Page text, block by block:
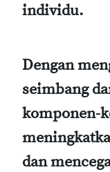
individu.
Dengan
seimbang
komponen-
dan